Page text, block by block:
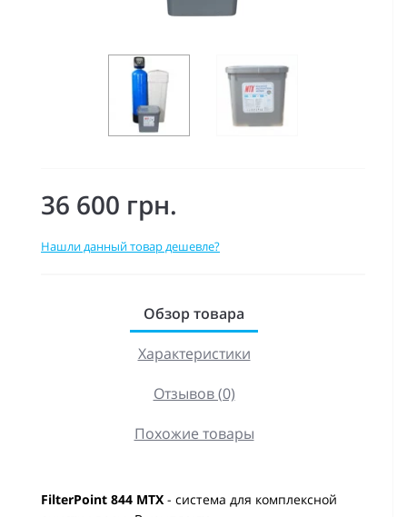
36 600 грн.
Нашли данный товар дешевле?
Обзор товара
Характеристики
Отзывов (0)
Похожие товары
FilterPoint 844 MTX - система для комплексной